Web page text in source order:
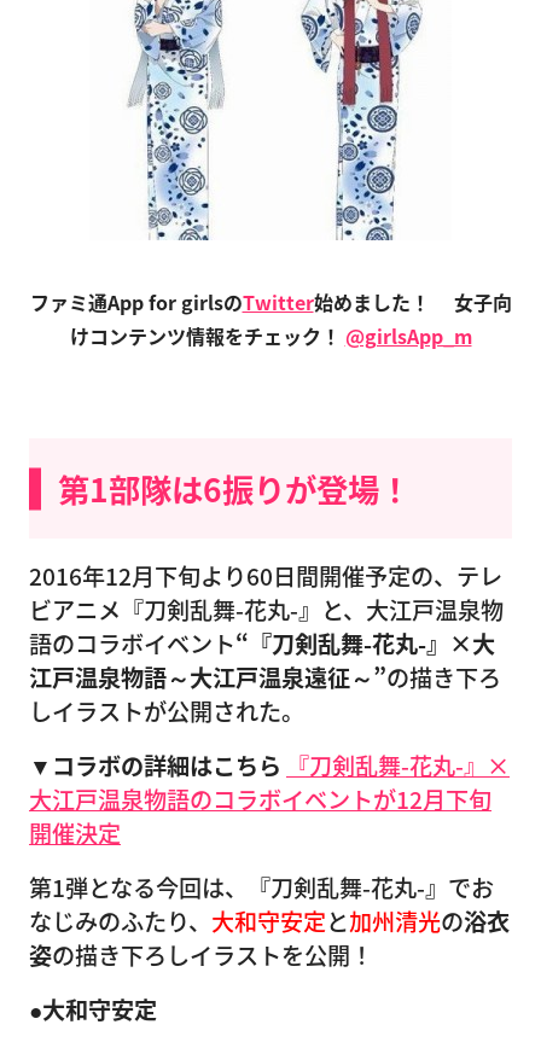
ファミ通App for girlsのTwitter始めました！
女子向
けコンテンツ情報をチェック！ @girlsApp_m
第1部隊は6振りが登場！
2016年12月下旬より60日間開催予定の、テレ
ビアニメ『刀剣乱舞-花丸-』と、大江戸温泉物
語のコラボイベント“『刀剣乱舞-花丸-』×大
江戸温泉物語～大江戸温泉遠征～”の描き下ろ
しイラストが公開された。
▼コラボの詳細はこちら
『刀剣乱舞-花丸-』×
大江戸温泉物語のコラボイベントが12月下旬
開催決定
第1弾となる今回は、『刀剣乱舞-花丸-』でお
なじみのふたり、 大和守安定と加州清光の浴衣
姿の描き下ろしイラストを公開！
●大和守安定